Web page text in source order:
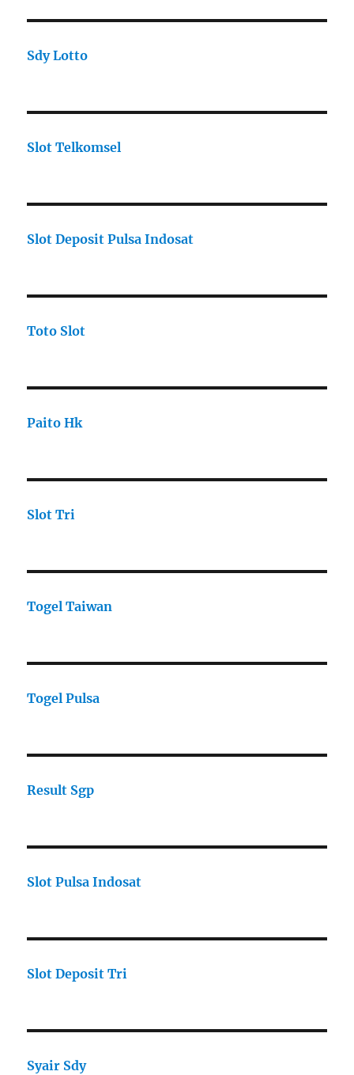
Sdy Lotto
Slot Telkomsel
Slot Deposit Pulsa Indosat
Toto Slot
Paito Hk
Slot Tri
Togel Taiwan
Togel Pulsa
Result Sgp
Slot Pulsa Indosat
Slot Deposit Tri
Syair Sdy